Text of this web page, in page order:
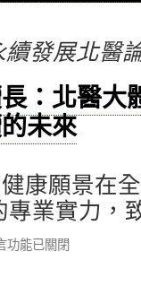
發展北醫
：北醫
未來
康願景在
專業實力
功能已關閉